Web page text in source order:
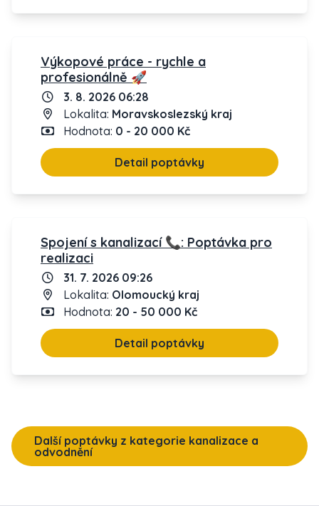
Výkopové práce - rychle a
profesionálně 🚀
3. 8. 2026 06:28
Lokalita: Moravskoslezský kraj
Hodnota: 0 - 20 000 Kč
Detail poptávky
Spojení s kanalizací 📞: Poptávka pro
realizaci
31. 7. 2026 09:26
Lokalita: Olomoucký kraj
Hodnota: 20 - 50 000 Kč
Detail poptávky
Další poptávky z kategorie kanalizace a
odvodnění